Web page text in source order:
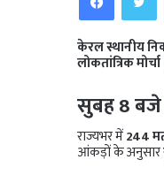
केरल स्थानीय
लोकतांत्रिक
सुबह 8
राज्यभर में244
आंकड़ों के अनुसार